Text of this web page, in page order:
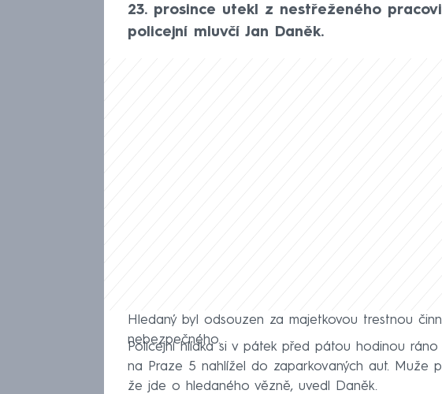
23. prosince utekl z nestřeženého
policejní mluvčí Jan Daněk.
Hledaný byl odsouzen za majetkovou trestnou
nebezpečného.
Policejní hlídka si v pátek před pátou hodinou ráno
na Praze 5 nahlížel do zaparkovaných aut. Muže
že jde o hledaného vězně, uvedl Daněk.